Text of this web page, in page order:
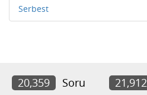
Serbest
20,359 Soru 21,912